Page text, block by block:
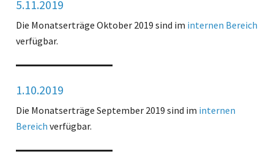
5.11.2019
Die Monatserträge Oktober 2019 sind im internen Bereich
verfügbar.
1.10.2019
Die Monatserträge September 2019 sind im internen
Bereich verfügbar.